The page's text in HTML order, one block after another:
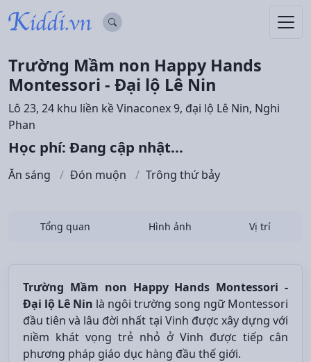
Trường Mầm non Happy Hands
Montessori - Đại lộ Lê Nin
Lô 23, 24 khu liền kề Vinaconex 9, đại lộ Lê Nin, Nghi
Phan
Học phí: Đang cập nhật...
Ăn sáng Đón muộn Trông thứ bảy
Tổng quan Hình ảnh Vị trí
Trường Mầm non Happy Hands Montessori -
Đại lộ Lê Nin là ngôi trường song ngữ Montessori
đầu tiên và lâu đời nhất tại Vinh được xây dựng với
niềm khát vọng trẻ nhỏ ở Vinh được tiếp cân
phương pháp giáo dục hàng đầu thế giới.